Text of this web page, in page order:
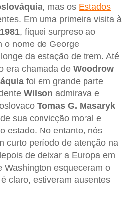
, mas os Estados
Em uma primeira visita à
, fiquei surpreso ao
o nome de George
da estação de trem. Até
era chamada de Woodrow
foi em grande parte
Wilson admirava e
Tomas G. Masaryk
sua convicção moral e
estado. No entanto, nós
curto período de atenção na
de deixar a Europa em
Washington esqueceram o
claro, estiveram ausentes